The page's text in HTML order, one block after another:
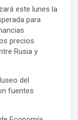
este lunes la
para
precios
Rusia y
del
fuentes